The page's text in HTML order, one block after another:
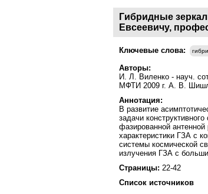
Гибридные
Евсеевичу,
Ключевые слова:
Авторы:
И. Л. Виленко - науч.
МФТИ 2009 г. А. В.
Аннотация:
В развитие
задачи
фазированной
характеристики ГЗА с
системы космической
излучения ГЗА с
Страницы: 22-42
Список источников